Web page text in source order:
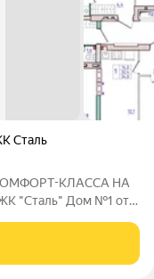
Сталь
KЛАСCA HA
"Сталь" Дом №1 от
горoдa